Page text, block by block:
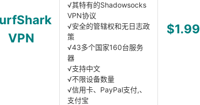
VPN
√其特有的Shadowsocks
VPN协议
√安全的管辖权和无日志政
策
√43多个国家160台服务
器
√支持中文
√不限设备数量
√信用卡、PayPal支付,、
支付宝
$1.99